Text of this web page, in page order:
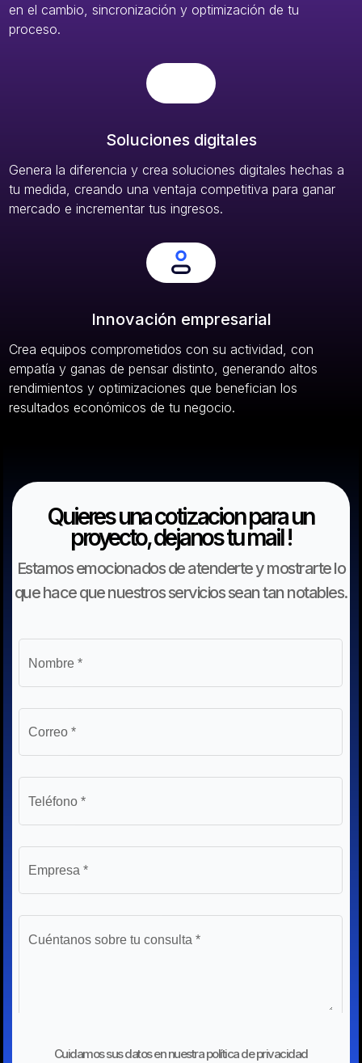
en el cambio, sincronización y optimización de tu
proceso.
Soluciones digitales
Genera la diferencia y crea soluciones digitales hechas a
tu medida, creando una ventaja competitiva para ganar
mercado e incrementar tus ingresos.
Innovación empresarial
Crea equipos comprometidos con su actividad, con
empatía y ganas de pensar distinto, generando altos
rendimientos y optimizaciones que benefician los
resultados económicos de tu negocio.
Quieres una cotizacion para un
proyecto, dejanos tu mail !
Estamos emocionados de atenderte y mostrarte lo
que hace que nuestros servicios sean tan notables.
Cuidamos sus datos en nuestra política de privacidad